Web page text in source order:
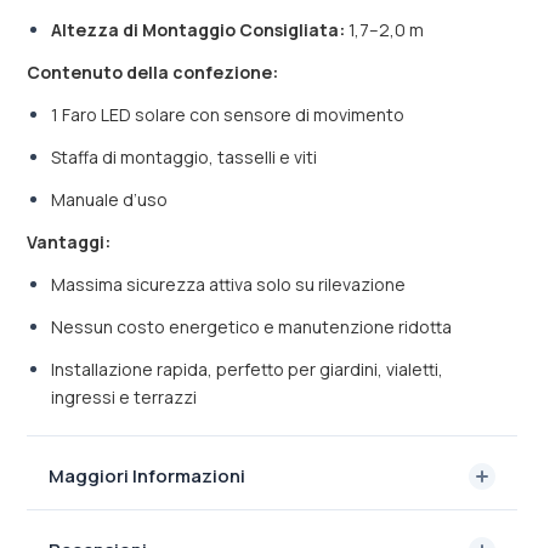
Altezza di Montaggio Consigliata: 1,7–2,0 m
Contenuto della confezione:
1 Faro LED solare con sensore di movimento
Staffa di montaggio, tasselli e viti
Manuale d’uso
Vantaggi:
Massima sicurezza attiva solo su rilevazione
Nessun costo energetico e manutenzione ridotta
Installazione rapida, perfetto per giardini, vialetti,
ingressi e terrazzi
Maggiori Informazioni